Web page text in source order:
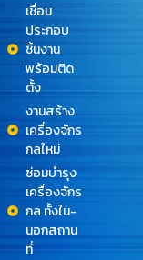
เชื่อม
ประกอบ
ชิ้นงาน
พร้อมติด
ตั้ง
งานสร้าง
เครื่องจักร
กลใหม่
ซ่อมบำรุง
เครื่องจักร
กล ทั้งใน-
นอกสถาน
ที่